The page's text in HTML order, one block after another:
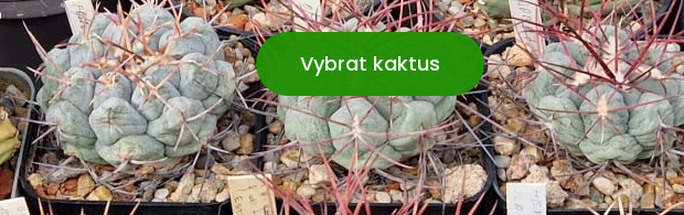
Vybrat kaktus